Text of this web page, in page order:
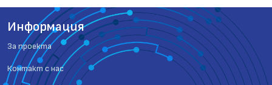
Информация
За проекта
Контакт с нас